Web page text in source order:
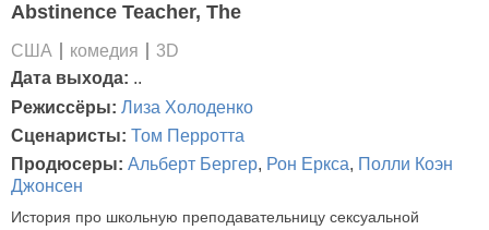
Abstinence Teacher, The
США комедия
3D
Дата выхода: ..
Режиссёры: Лиза Холоденко
Сценаристы: Том Перротта
Продюсеры: Альберт Бергер, Рон Еркса, Полли Коэн
Джонсен
История про школьную преподавательницу сексуальной